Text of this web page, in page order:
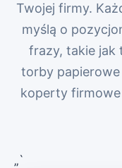
Twojej firmy.
myślą o
frazy, takie jak
torby
koperty
„`